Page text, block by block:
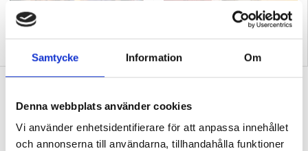
Samtycke Information Om
Denna webbplats använder cookies
Vi använder enhetsidentifierare för att anpassa innehållet
och annonserna till användarna, tillhandahålla funktioner
Lärarna svetsar samman
Hennes färgkodade slöjdsal
än killar i bild
BETYGForskaren: ”En del pojkar kan ha svårt
med tålamodet.”